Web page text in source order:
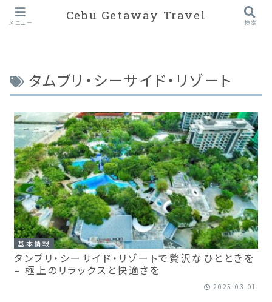
タムブリ・シーサイド・リゾート
基本情報
タンブリ・シーサイド・リゾートで贅沢なひとときを
– 極上のリラックスと快適さを
2025.03.01
メニュー
Cebu Getaway Travel
検索